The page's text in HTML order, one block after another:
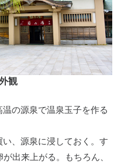
観
温の源泉で温泉玉子を作る
、源泉に浸しておく。す
出来上がる。もちろん、